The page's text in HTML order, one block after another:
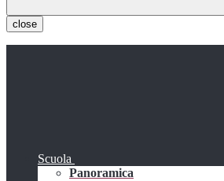
close
Scuola
Panoramica